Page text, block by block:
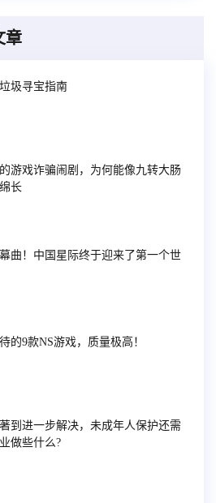
章
圾寻宝指南
游戏诈骗闹剧，为何能像九转大肠
长
曲！中国星际终于迎来了第一个世
的9款NS游戏，质量极高！
到进一步解决，未成年人保护还需
做些什么?